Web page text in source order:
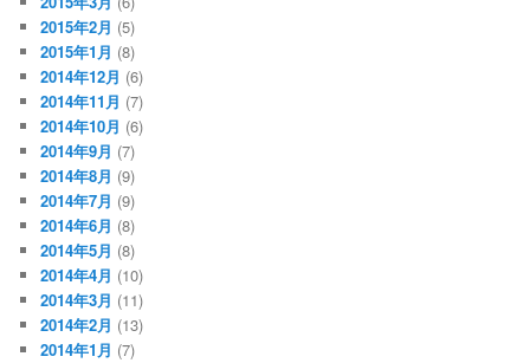
2015年2月 (5)
2015年1月 (8)
2014年12月 (6)
2014年11月 (7)
2014年10月 (6)
2014年9月 (7)
2014年8月 (9)
2014年7月 (9)
2014年6月 (8)
2014年5月 (8)
2014年4月 (10)
2014年3月 (11)
2014年2月 (13)
2014年1月 (7)